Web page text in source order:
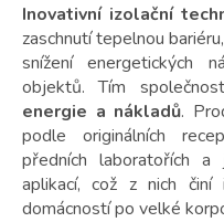
Inovativní izolační
zaschnutí tepelnou
snížení energetických
objektů. Tím
energie a nákladů.
podle originálních
předních laboratořích
aplikací, což z nich
domácností po velké